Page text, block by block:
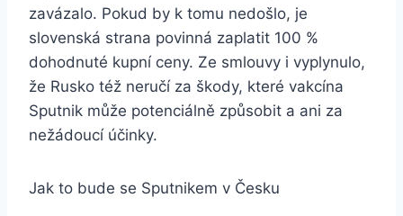
zavázalo. Pokud by k tomu nedošlo, je
slovenská strana povinná zaplatit 100 %
dohodnuté kupní ceny. Ze smlouvy i vyplynulo,
že Rusko též neručí za škody, které vakcína
Sputnik může potenciálně způsobit a ani za
nežádoucí účinky.
Jak to bude se Sputnikem v Česku